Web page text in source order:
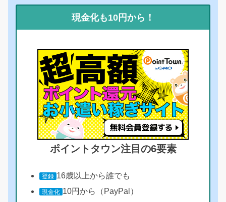
現金化も10円から！
ポイントタウン注目の6要素
登録 16歳以上から誰でも
現金化 10円から（PayPal）